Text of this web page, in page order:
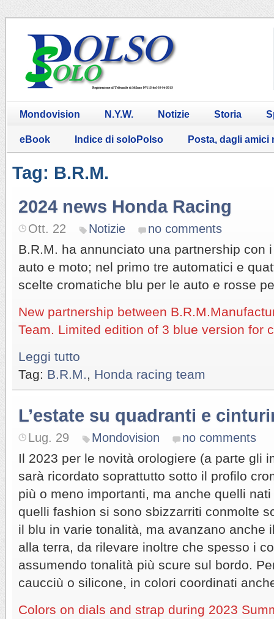
Mondovision N.Y.W. Notizie Storia
eBook Indice di soloPolso Posta, dagli amici
Tag: B.R.M.
2024 news Honda Racing
Ott. 22 Notizie no comments
B.R.M. ha annunciato una partnership con
auto e moto; nel primo tre automatici e
scelte cromatiche blu per le auto e rosse
New partnership between
Team. Limited edition of 3 blue version for
Leggi tutto
Tag: B.R.M. Honda racing team
L’estate su quadranti e
Lug. 29 Mondovision no comments
Il 2023 per le novità orologiere (a parte gli
sarà ricordato soprattutto sotto il profilo
più o meno importanti, ma anche quelli
quelli fashion si sono sbizzarriti conmolte
il blu in varie tonalità, ma avanzano anche
alla terra, da rilevare inoltre che spesso i
assumendo tonalità più scure sul bordo.
caucciù o silicone, in colori coordinati
Colors on dials and strap during 2023